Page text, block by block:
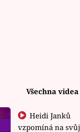
Všechna videa
Heidi Janků
vzpomíná na svůj